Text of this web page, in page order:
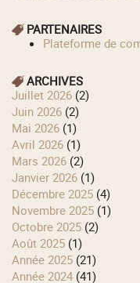
PARTENAIRES
Plateforme de
ARCHIVES
juillet 2026 (2)
juin 2026 (2)
mai 2026 (1)
avril 2026 (1)
mars 2026 (2)
janvier 2026 (1)
décembre 2025 (4)
novembre 2025 (1)
octobre 2025 (2)
août 2025 (1)
année 2025 (21)
année 2024 (41)